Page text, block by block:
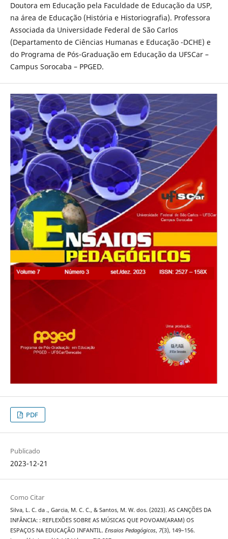
Doutora em Educação pela Faculdade de Educação da USP,
na área de Educação (História e Historiografia). Professora
Associada da Universidade Federal de São Carlos
(Departamento de Ciências Humanas e Educação -DCHE) e
do Programa de Pós-Graduação em Educação da UFSCar –
Campus Sorocaba – PPGED.
PDF
Publicado
2023-12-21
Como Citar
Silva, L. C. da ., Garcia, M. C. C., & Santos, M. W. dos. (2023). AS CANÇÕES DA
INFÂNCIA: : REFLEXÕES SOBRE AS MÚSICAS QUE POVOAM(ARAM) OS
ESPAÇOS NA EDUCAÇÃO INFANTIL. Ensaios Pedagógicos, 7(3), 149–156.